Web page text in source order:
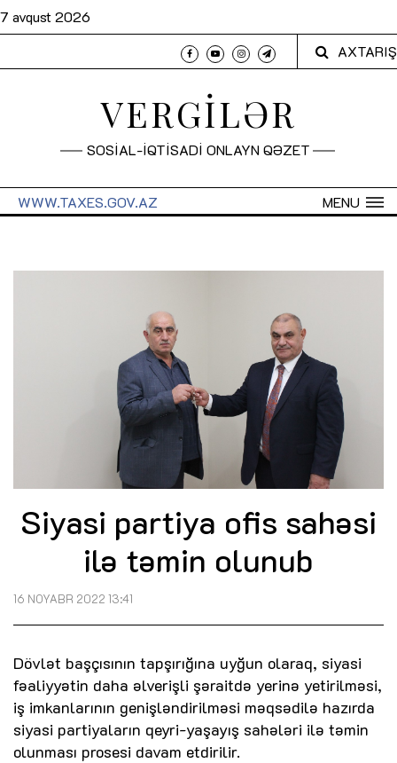
7 avqust 2026
AXTARIŞ
VERGİLƏR
SOSİAL-İQTİSADİ ONLAYN QƏZET
MENU
WWW.TAXES.GOV.AZ
Siyasi partiya ofis sahəsi
ilə təmin olunub
16 NOYABR 2022 13:41
Dövlət başçısının tapşırığına uyğun olaraq, siyasi
fəaliyyətin daha əlverişli şəraitdə yerinə yetirilməsi,
iş imkanlarının genişləndirilməsi məqsədilə hazırda
siyasi partiyaların qeyri-yaşayış sahələri ilə təmin
olunması prosesi davam etdirilir.